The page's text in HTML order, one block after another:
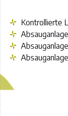
Kontrollierte